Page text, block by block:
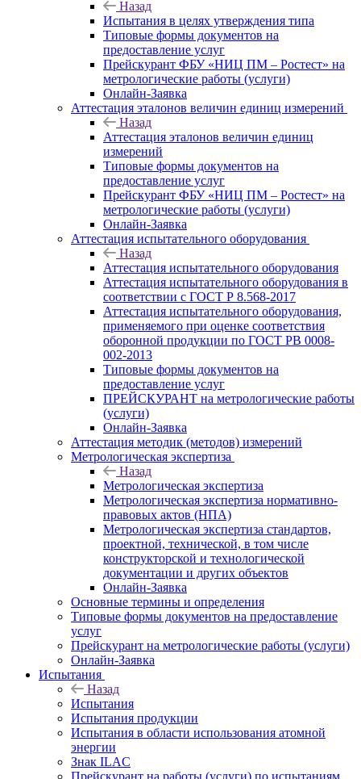
Назад
Испытания в целях утверждения типа
Типовые формы документов на
предоставление услуг
Прейскурант ФБУ «НИЦ ПМ – Ростест» на
метрологические работы (услуги)
Онлайн-Заявка
Аттестация эталонов величин единиц измерений
Назад
Аттестация эталонов величин единиц
измерений
Типовые формы документов на
предоставление услуг
Прейскурант ФБУ «НИЦ ПМ – Ростест» на
метрологические работы (услуги)
Онлайн-Заявка
Аттестация испытательного оборудования
Назад
Аттестация испытательного оборудования
Аттестация испытательного оборудования в
соответствии с ГОСТ Р 8.568-2017
Аттестация испытательного оборудования,
применяемого при оценке соответствия
оборонной продукции по ГОСТ РВ 0008-
002-2013
Типовые формы документов на
предоставление услуг
ПРЕЙСКУРАНТ на метрологические работы
(услуги)
Онлайн-Заявка
Аттестация методик (методов) измерений
Метрологическая экспертиза
Назад
Метрологическая экспертиза
Метрологическая экспертиза нормативно-
правовых актов (НПА)
Метрологическая экспертиза стандартов,
проектной, технической, в том числе
конструкторской и технологической
документации и других объектов
Онлайн-Заявка
Основные термины и определения
Типовые формы документов на предоставление
услуг
Прейскурант на метрологические работы (услуги)
Онлайн-Заявка
Испытания
Назад
Испытания
Испытания продукции
Испытания в области использования атомной
энергии
Знак ILAC
Прейскурант на работы (услуги) по испытаниям